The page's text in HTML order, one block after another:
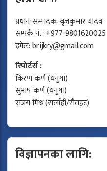
प्रधान सम्पादकः बृजकुमार यादव
सम्पर्क नं. : +977-9801620025
इमेल:brijkry@gmail.com
रिपोर्टर्स :
किरण कर्ण (धनुषा)
सुभाष कर्ण (धनुषा)
संजय मिश्र (सर्लाही/रौतहट)
विज्ञापनका लागि: